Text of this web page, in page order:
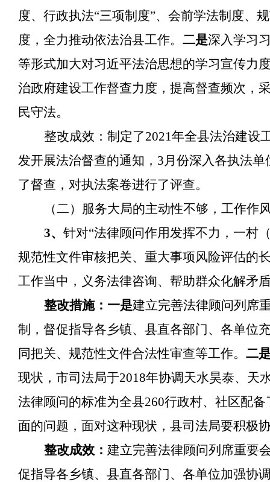
度、行政执法“三项制度”、会前学法制度、
度，全力推动依法治县工作。 二是深入学习
等形式加大对习近平法治思想的学习宣传力
治政府建设工作督查力度，提高督查频次，
民守法。
整改成效：制定了2021年全县法治建设
发开展法治督查的通知，3月份深入各执法
了督查，对执法案卷进行了评查。
（二）服务大局的主动性不够，工作作
3、 针对“法律顾问作用发挥不力，一村
规范性文件审核把关、重大事项风险评估的
工作当中，义务法律咨询、帮助群众化解矛
整改措施：一是建立完善法律顾问列席
制，督促指导各乡镇、县直各部门、各单位
同把关、规范性文件合法性审查等工作。 二
现状，市司法局于2018年协调天水昊泰、天
法律顾问的标准为全县260行政村、社区配
面的问题，面对这种现状，县司法局要积极
整改成效： 建立完善法律顾问列席重要
促指导各乡镇、县直各部门、各单位加强协